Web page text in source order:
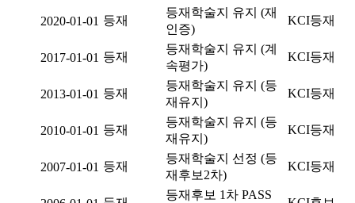
2020-01-01 등재
등재학술지 유지 (재
인증)
KCI등재
2017-01-01 등재
등재학술지 유지 (계
속평가)
KCI등재
2013-01-01 등재
등재학술지 유지 (등
재유지)
KCI등재
2010-01-01 등재
등재학술지 유지 (등
재유지)
KCI등재
2007-01-01 등재
등재학술지 선정 (등
재후보2차)
KCI등재
등재후보 1차 PASS